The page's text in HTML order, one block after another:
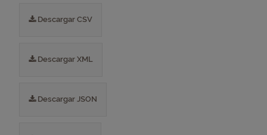
Descargar CSV
Descargar XML
Descargar JSON